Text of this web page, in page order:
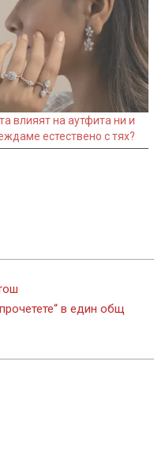
влияят на аутфита ни и
естествено с тях?
в един общ